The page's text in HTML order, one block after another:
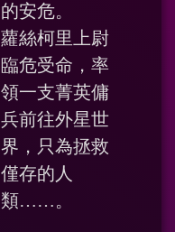
的安危。
蘿絲柯里上尉
臨危受命，率
領一支菁英傭
兵前往外星世
界，只為拯救
僅存的人
類……。